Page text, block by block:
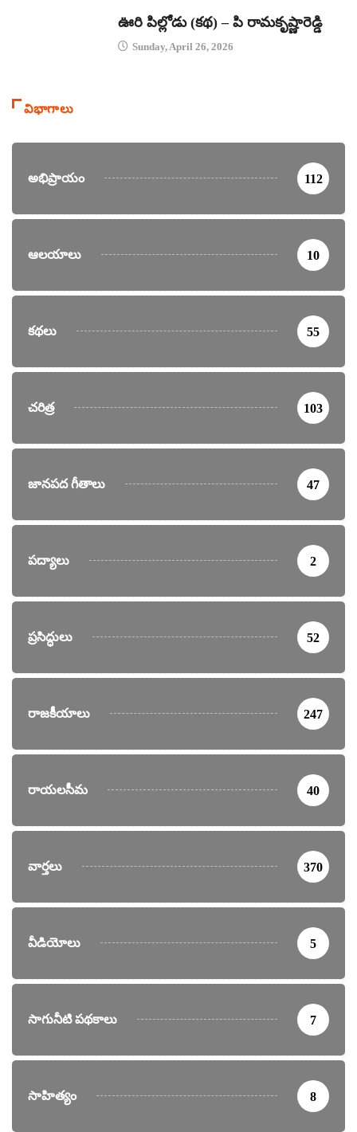
ఊరి పిల్లోడు (కథ) – పి రామకృష్ణారెడ్డి
Sunday, April 26, 2026
విభాగాలు
అభిప్రాయం 112
ఆలయాలు 10
కథలు 55
చరిత్ర 103
జానపద గీతాలు 47
పద్యాలు 2
ప్రసిద్ధులు 52
రాజకీయాలు 247
రాయలసీమ 40
వార్తలు 370
వీడియోలు 5
సాగునీటి పథకాలు 7
సాహిత్యం 8